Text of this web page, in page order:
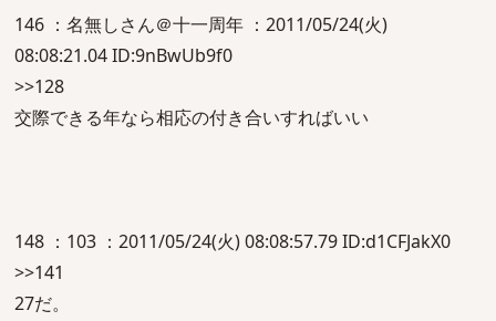
146 ：名無しさん＠十一周年 ：2011/05/24(火)
08:08:21.04 ID:9nBwUb9f0
>>128
交際できる年なら相応の付き合いすればいい
148 ：103 ：2011/05/24(火) 08:08:57.79 ID:d1CFJakX0
>>141
27だ。